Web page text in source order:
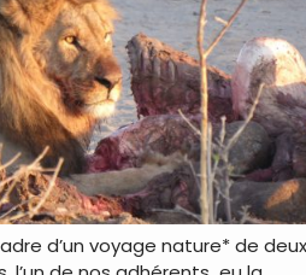
d’un voyage nature* de deux